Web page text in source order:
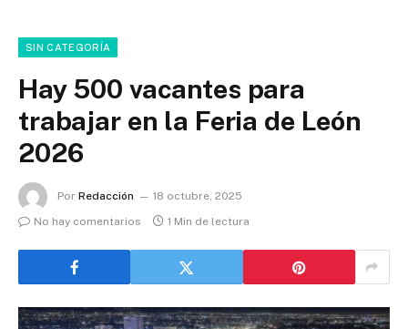
SIN CATEGORÍA
Hay 500 vacantes para
trabajar en la Feria de León
2026
Por Redacción
18 octubre, 2025
No hay comentarios
1 Min de lectura